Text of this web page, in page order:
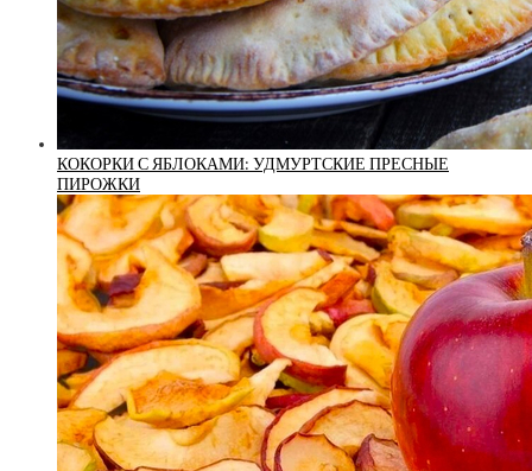
КОКОРКИ С ЯБЛОКАМИ: УДМУРТСКИЕ ПРЕСНЫЕ
ПИРОЖКИ